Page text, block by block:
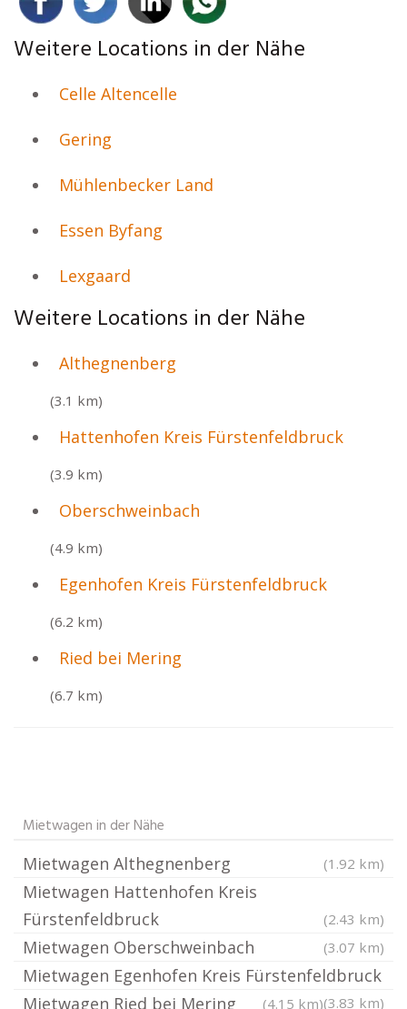
Weitere Locations in der Nähe
Celle Altencelle
Gering
Mühlenbecker Land
Essen Byfang
Lexgaard
Weitere Locations in der Nähe
Althegnenberg
(3.1 km)
Hattenhofen Kreis Fürstenfeldbruck
(3.9 km)
Oberschweinbach
(4.9 km)
Egenhofen Kreis Fürstenfeldbruck
(6.2 km)
Ried bei Mering
(6.7 km)
Mietwagen in der Nähe
Mietwagen Althegnenberg (1.92 km)
Mietwagen Hattenhofen Kreis
Fürstenfeldbruck
(2.43 km)
Mietwagen Oberschweinbach (3.07 km)
Mietwagen Egenhofen Kreis Fürstenfeldbruck
(3.83 km)
Mietwagen Ried bei Mering (4.15 km)